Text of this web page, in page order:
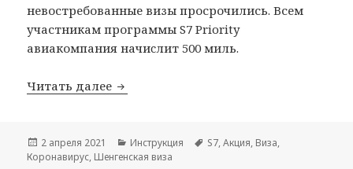
невостребованные визы просрочились. Всем
участникам программы S7 Priority
авиакомпания начиcлит 500 миль.
Читать далее S7 Airlines обменяет просроченные
Опубликовано
2 апреля 2021 Рубрики
Инструкция Метки
S7,Акция, Виза,
Коронавирус, Шенгенская виза